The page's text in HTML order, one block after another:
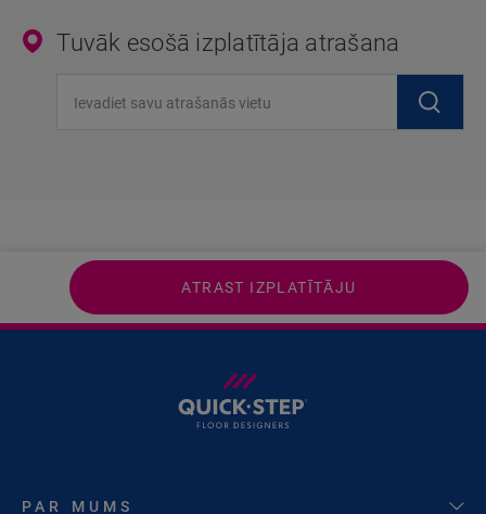
Tuvāk esošā izplatītāja atrašana
ATRAST IZPLATĪTĀJU
PAR MUMS